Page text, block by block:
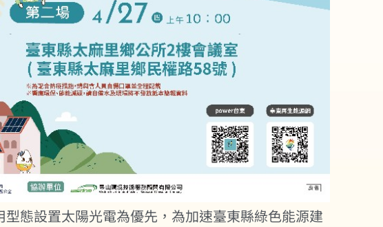
態設置太陽光電為優先，為加速臺東縣綠色能源建